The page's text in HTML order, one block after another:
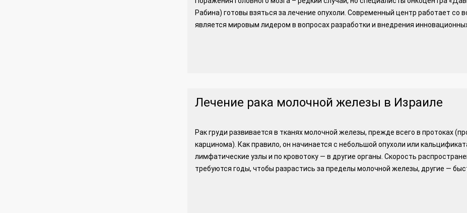
Рабина) готовы взяться за лечение опухоли. Современный центр работает со
является мировым лидером в вопросах разработки и внедрения
Лечение рака молочной железы в Израиле
Рак груди развивается в тканях молочной железы, прежде всего в протоках
карцинома). Как правило, он начинается с небольшой опухоли или
лимфатические узлы и по кровотоку — в другие органы. Скорость
требуются годы, чтобы разрастись за пределы молочной железы, другие —